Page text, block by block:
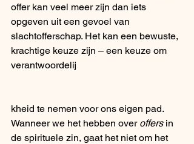
offer kan veel meer zijn dan iets
opgeven uit een gevoel van
slachtofferschap. Het kan een bewuste,
krachtige keuze zijn – een keuze om
verantwoordelij
kheid te nemen voor ons eigen pad.
Wanneer we het hebben over offers in
de spirituele zin, gaat het niet om het